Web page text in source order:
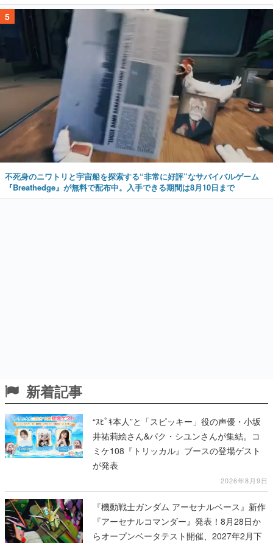
5
不死身のニワトリと宇宙船を探索する“非常に好評”なサバイバルゲーム
『Breathedge』が無料で配布中。入手できる期間は8月10日まで
新着記事
“ｽﾋﾟｷ本人”と「スピッキー」役の声優・小坂
井祐莉絵さん&パク・シユンさんが集結。コ
ミケ108『トリッカル』ブースの登場ゲスト
が発表
2026年8月9日
『機動戦士ガンダム アーセナルベース』新作
『アーセナルコマンダー』発表！8月28日か
らオープンベータテスト開催、2027年2月下